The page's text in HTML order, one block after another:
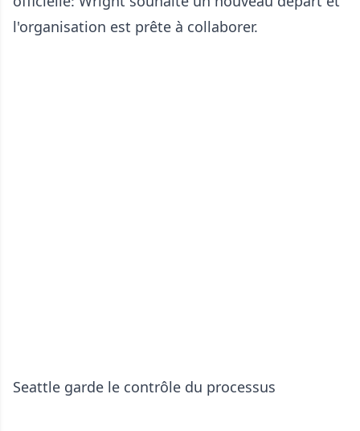
l'organisation est prête à collaborer.
Seattle garde le contrôle du processus